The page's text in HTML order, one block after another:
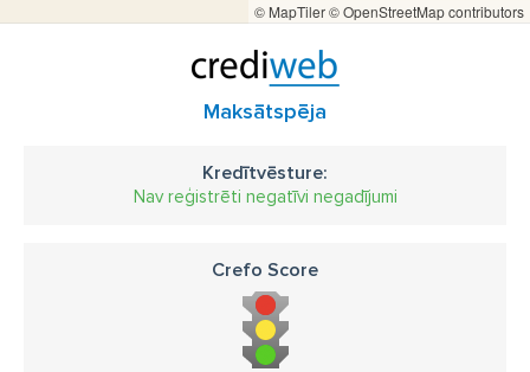
© MapTiler© OpenStreetMap contributors
Maksātspēja
Kredītvēsture:
Nav reģistrēti negatīvi negadījumi
Crefo Score